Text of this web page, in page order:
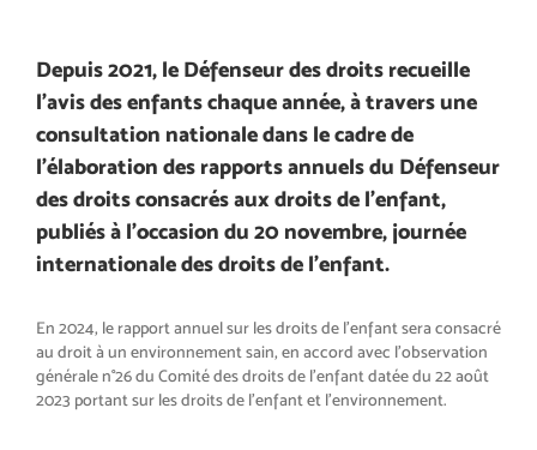
Depuis 2021, le Défenseur des droits recueille
l’avis des enfants chaque année, à travers une
consultation nationale dans le cadre de
l’élaboration des rapports annuels du Défenseur
des droits consacrés aux droits de l’enfant,
publiés à l’occasion du 20 novembre, journée
internationale des droits de l’enfant.
En 2024, le rapport annuel sur les droits de l’enfant sera consacré
au droit à un environnement sain, en accord avec l’observation
générale n°26 du Comité des droits de l’enfant datée du 22 août
2023 portant sur les droits de l’enfant et l’environnement.